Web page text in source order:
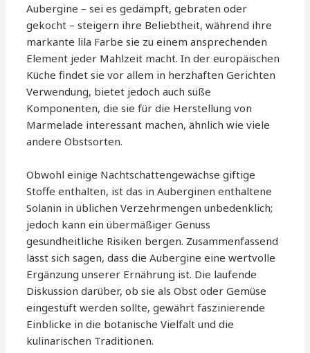
Aubergine – sei es gedämpft, gebraten oder
gekocht – steigern ihre Beliebtheit, während ihre
markante lila Farbe sie zu einem ansprechenden
Element jeder Mahlzeit macht. In der europäischen
Küche findet sie vor allem in herzhaften Gerichten
Verwendung, bietet jedoch auch süße
Komponenten, die sie für die Herstellung von
Marmelade interessant machen, ähnlich wie viele
andere Obstsorten.
Obwohl einige Nachtschattengewächse giftige
Stoffe enthalten, ist das in Auberginen enthaltene
Solanin in üblichen Verzehrmengen unbedenklich;
jedoch kann ein übermäßiger Genuss
gesundheitliche Risiken bergen. Zusammenfassend
lässt sich sagen, dass die Aubergine eine wertvolle
Ergänzung unserer Ernährung ist. Die laufende
Diskussion darüber, ob sie als Obst oder Gemüse
eingestuft werden sollte, gewährt faszinierende
Einblicke in die botanische Vielfalt und die
kulinarischen Traditionen.